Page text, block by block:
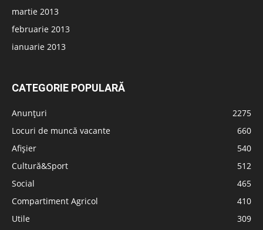
martie 2013
februarie 2013
ianuarie 2013
CATEGORIE POPULARĂ
Anunțuri
2275
Locuri de muncă vacante
660
Afișier
540
Cultură&Sport
512
Social
465
Compartiment Agricol
410
Utile
309